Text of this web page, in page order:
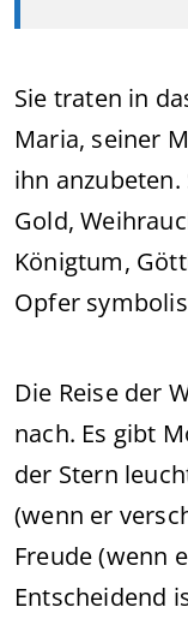
Sie traten in
Maria, seiner
ihn anzubeten.
Gold,
Königtum,
Opfer
Die Reise der
nach. Es gibt
der Stern
(wenn er
Freude (wenn
Entscheidend